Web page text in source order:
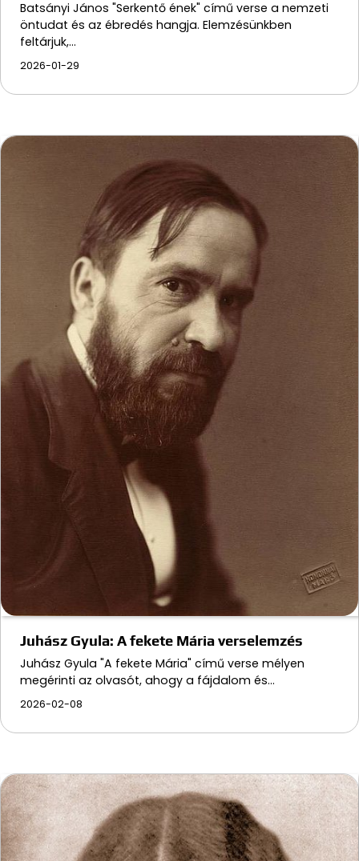
Batsányi János "Serkentő ének" című verse a nemzeti
öntudat és az ébredés hangja. Elemzésünkben
feltárjuk,…
2026-01-29
Juhász Gyula: A fekete Mária verselemzés
Juhász Gyula "A fekete Mária" című verse mélyen
megérinti az olvasót, ahogy a fájdalom és…
2026-02-08